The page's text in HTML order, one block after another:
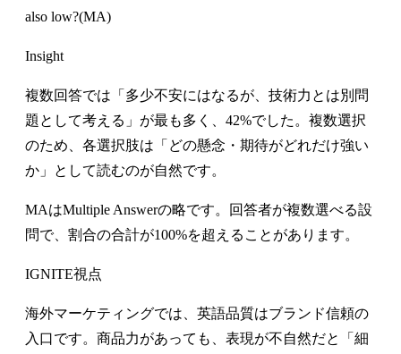
also low?(MA)
Insight
複数回答では「多少不安にはなるが、技術力とは別問
題として考える」が最も多く、42%でした。複数選択
のため、各選択肢は「どの懸念・期待がどれだけ強い
か」として読むのが自然です。
MAはMultiple Answerの略です。回答者が複数選べる設
問で、割合の合計が100%を超えることがあります。
IGNITE視点
海外マーケティングでは、英語品質はブランド信頼の
入口です。商品力があっても、表現が不自然だと「細